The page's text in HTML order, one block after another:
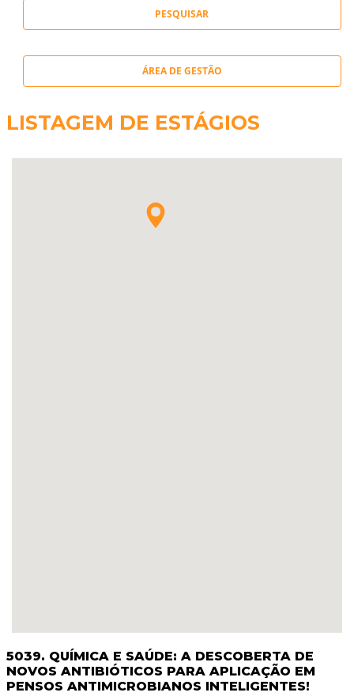
ÁREA DE GESTÃO
LISTAGEM DE ESTÁGIOS
5039. QUÍMICA E SAÚDE: A DESCOBERTA DE
NOVOS ANTIBIÓTICOS PARA APLICAÇÃO EM
PENSOS ANTIMICROBIANOS INTELIGENTES!